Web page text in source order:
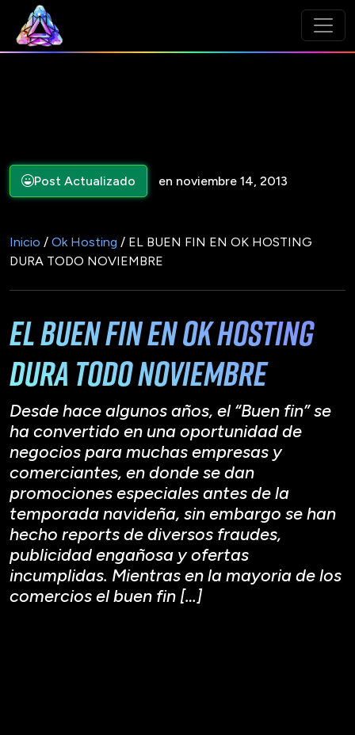
Post Actualizado en noviembre 14, 2013
Inicio / Ok Hosting / EL BUEN FIN EN OK HOSTING
DURA TODO NOVIEMBRE
EL BUEN FIN EN OK HOSTING
DURA TODO NOVIEMBRE
Desde hace algunos años, el “Buen fin” se
ha convertido en una oportunidad de
negocios para muchas empresas y
comerciantes, en donde se dan
promociones especiales antes de la
temporada navideña, sin embargo se han
hecho reports de diversos fraudes,
publicidad engañosa y ofertas
incumplidas. Mientras en la mayoria de los
comercios el buen fin […]